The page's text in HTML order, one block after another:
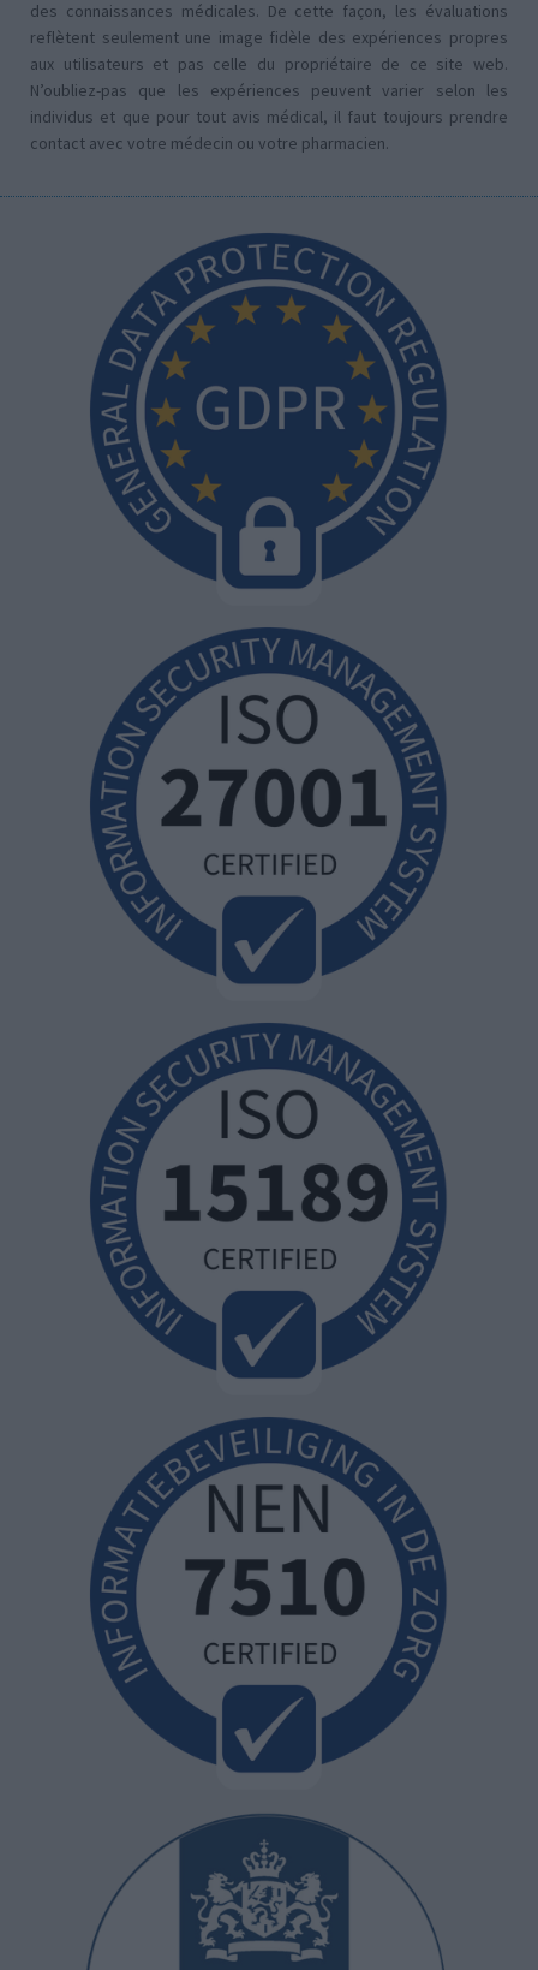
des connaissances médicales. De cette façon, les évaluations
reflètent seulement une image fidèle des expériences propres
aux utilisateurs et pas celle du propriétaire de ce site web.
N’oubliez-pas que les expériences peuvent varier selon les
individus et que pour tout avis médical, il faut toujours prendre
contact avec votre médecin ou votre pharmacien.